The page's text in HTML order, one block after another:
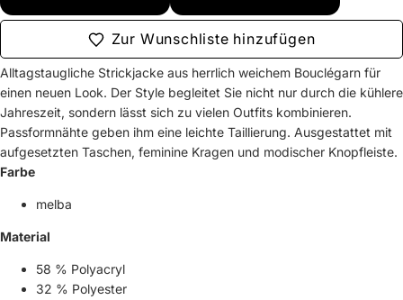
Zur Wunschliste hinzufügen
Alltagstaugliche Strickjacke aus herrlich weichem Bouclégarn für
einen neuen Look. Der Style begleitet Sie nicht nur durch die kühlere
Jahreszeit, sondern lässt sich zu vielen Outfits kombinieren.
Passformnähte geben ihm eine leichte Taillierung. Ausgestattet mit
aufgesetzten Taschen, feminine Kragen und modischer Knopfleiste.
Farbe
melba
Material
58 % Polyacryl
32 % Polyester